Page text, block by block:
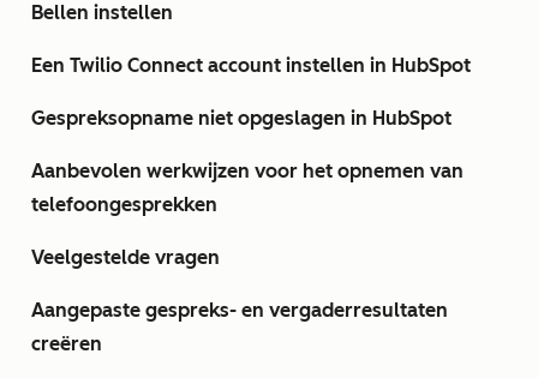
Bellen instellen
Een Twilio Connect account instellen in HubSpot
Gespreksopname niet opgeslagen in HubSpot
Aanbevolen werkwijzen voor het opnemen van
telefoongesprekken
Veelgestelde vragen
Aangepaste gespreks- en vergaderresultaten
creëren